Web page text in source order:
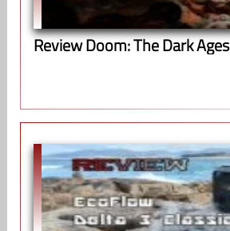
Review Doom: The Dark Ages